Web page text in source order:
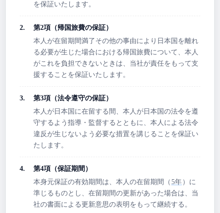
を保証いたします。
第2項（帰国旅費の保証）
本人が在留期間満了その他の事由により日本国を離れ
る必要が生じた場合における帰国旅費について、本人
がこれを負担できないときは、当社が責任をもって支
援することを保証いたします。
第3項（法令遵守の保証）
本人が日本国に在留する間、本人が日本国の法令を遵
守するよう指導・監督するとともに、本人による法令
違反が生じないよう必要な措置を講じることを保証い
たします。
第4項（保証期間）
本身元保証の有効期間は、本人の在留期間（ 5年 ）に
準じるものとし、在留期間の更新があった場合は、当
社の書面による更新意思の表明をもって継続する。